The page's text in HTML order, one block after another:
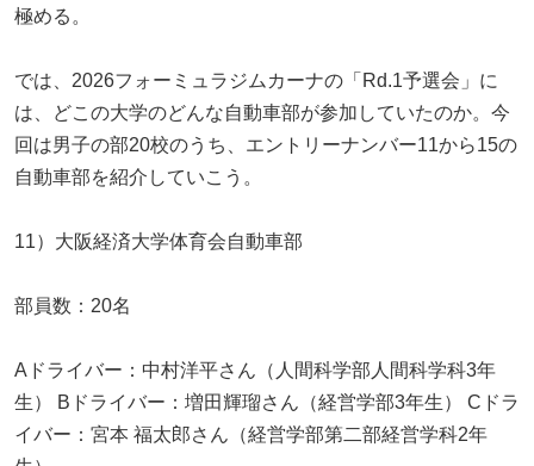
極める。
では、2026フォーミュラジムカーナの「Rd.1予選会」に
は、どこの大学のどんな自動車部が参加していたのか。今
回は男子の部20校のうち、エントリーナンバー11から15の
自動車部を紹介していこう。
11）大阪経済大学体育会自動車部
部員数：20名
Aドライバー：中村洋平さん（人間科学部人間科学科3年
生） Bドライバー：増田輝瑠さん（経営学部3年生） Cドラ
イバー：宮本 福太郎さん（経営学部第二部経営学科2年